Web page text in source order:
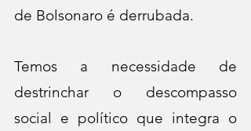
de Bolsonaro é derrubada.
Temos a necessidade de
destrinchar o descompasso
social e político que integra o